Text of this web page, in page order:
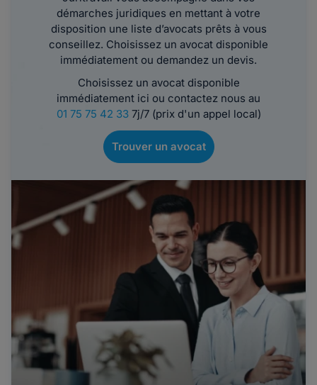
démarches juridiques en mettant à votre
disposition une liste d’avocats prêts à vous
conseillez. Choisissez un avocat disponible
immédiatement ou demandez un devis.
Choisissez un avocat disponible
immédiatement ici ou contactez nous au
01 75 75 42 337j/7 (prix d'un appel local)
Trouver un avocat